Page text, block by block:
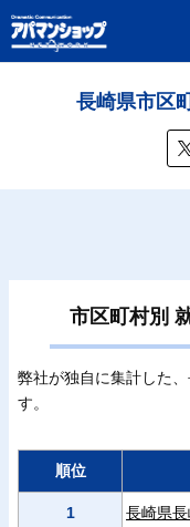
長崎県市区
市区町村別
弊社が独自に集計した
す。
順位
1 長崎県